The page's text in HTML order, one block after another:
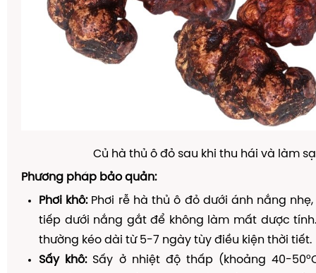
Củ hà thủ ô đỏ sau khi thu hái và làm
Phương pháp bảo quản:
Phơi khô:Phơi rễ hà thủ ô đỏ dưới ánh nắng
tiếp dưới nắng gắt để không làm mất dược
thường kéo dài từ 5-7 ngày tùy điều kiện thời tiết.
Sấy khô:Sấy ở nhiệt độ thấp (khoảng 40-